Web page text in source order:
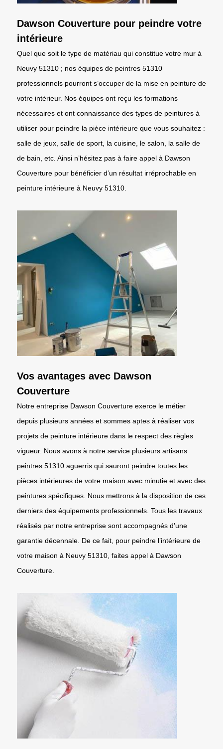
Dawson Couverture pour peindre votre
intérieure
Quel que soit le type de matériau qui constitue votre mur à
Neuvy 51310 ; nos équipes de peintres 51310
professionnels pourront s’occuper de la mise en peinture de
votre intérieur. Nos équipes ont reçu les formations
nécessaires et ont connaissance des types de peintures à
utiliser pour peindre la pièce intérieure que vous souhaitez :
salle de jeux, salle de sport, la cuisine, le salon, la salle de
de bain, etc. Ainsi n’hésitez pas à faire appel à Dawson
Couverture pour bénéficier d’un résultat irréprochable en
peinture intérieure à Neuvy 51310.
Vos avantages avec Dawson
Couverture
Notre entreprise Dawson Couverture exerce le métier
depuis plusieurs années et sommes aptes à réaliser vos
projets de peinture intérieure dans le respect des règles
vigueur. Nous avons à notre service plusieurs artisans
peintres 51310 aguerris qui sauront peindre toutes les
pièces intérieures de votre maison avec minutie et avec des
peintures spécifiques. Nous mettrons à la disposition de ces
derniers des équipements professionnels. Tous les travaux
réalisés par notre entreprise sont accompagnés d’une
garantie décennale. De ce fait, pour peindre l’intérieure de
votre maison à Neuvy 51310, faites appel à Dawson
Couverture.